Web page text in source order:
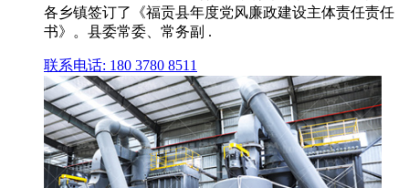
各乡镇签订了《福贡县年度党风廉政建设主体责任责任
书》。县委常委、常务副 .
联系电话: 180 3780 8511